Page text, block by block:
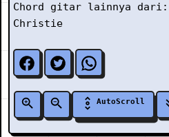
Chord gitar lainnya dari:
Christie
AutoScroll